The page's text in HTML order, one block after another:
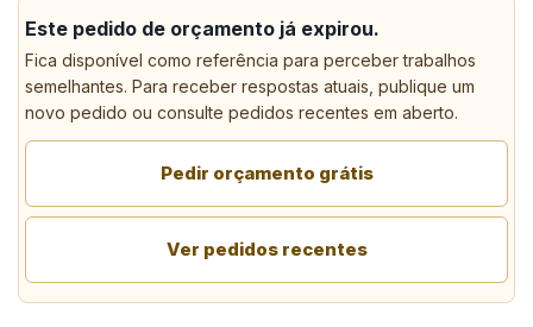
Este pedido de orçamento já expirou.
Fica disponível como referência para perceber trabalhos
semelhantes. Para receber respostas atuais, publique um
novo pedido ou consulte pedidos recentes em aberto.
Pedir orçamento grátis
Ver pedidos recentes